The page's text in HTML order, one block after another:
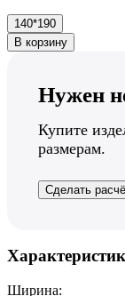
140*190
В корзину
Нужен
Купите
размерам.
Сделать
Ширина: